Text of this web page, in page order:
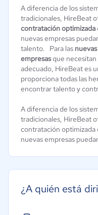
A diferencia de los
tradicionales, HireBeat
contratación optimizada
nuevas empresas
talento. Para las
empresasque necesitan
adecuado, HireBeat es
proporciona todas las
encontrar talento y
A diferencia de los
tradicionales, HireBeat
contratación optimizada
nuevas empresas
¿A quién está